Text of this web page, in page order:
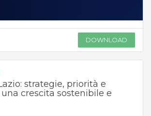
DOWNLOAD
strategie, priorità e
crescita sostenibile e